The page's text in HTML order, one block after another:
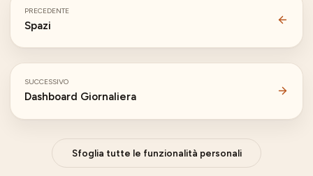
PRECEDENTE
Spazi
SUCCESSIVO
Dashboard Giornaliera
Sfoglia tutte le funzionalità personali